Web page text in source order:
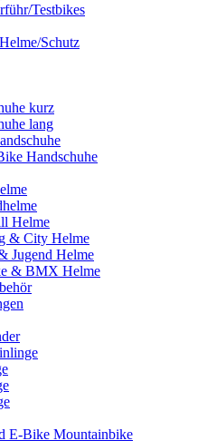
Testbikes
Schutz
kurz
lang
Handschuhe
Helme
& City Helme
Jugend Helme
& BMX Helme
E-Bike Mountainbike